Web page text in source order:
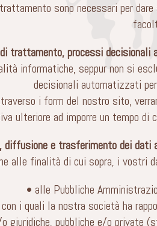
sono necessari per
trattamento, processi
informatiche, seppur non si
decisionali automatizzati
i form del nostro sito,
ulteriore ad imporre un tempo
diffusione e trasferimento dei
alle finalità di cui sopra, i vostri
• alle Pubbliche
i quali la nostra società ha
giuridiche, pubbliche e/o private